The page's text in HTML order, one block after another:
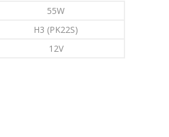
55W
H3 (PK22S)
12V